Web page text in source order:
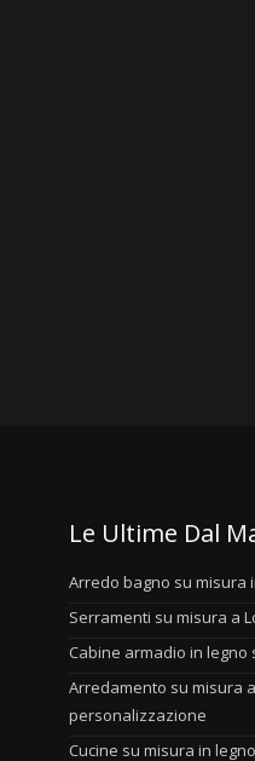
Le Ultime Dal
Arredo bagno su misura
Serramenti su misura a
Cabine armadio in
Arredamento su misura
personalizzazione
Cucine su misura in